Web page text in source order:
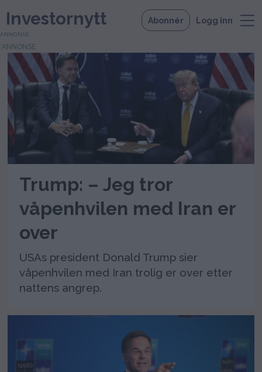
Investornytt Abonnér Logg inn
Tag:
nato
ANNONSE
Trump: – Jeg tror
våpenhvilen med Iran er
over
USAs president Donald Trump sier
våpenhvilen med Iran trolig er over etter
nattens angrep.